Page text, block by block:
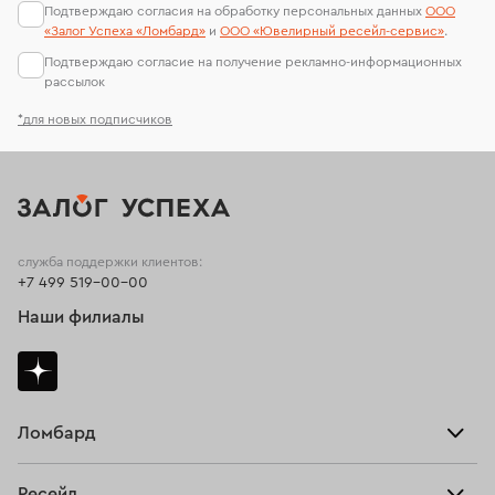
*для новых подписчиков
Подтверждаю согласия на обработку персональных данных ООО
«Залог Успеха «Ломбард» и ООО «Ювелирный ресейл-сервиc».
Подтверждаю согласие на получение рекламно-информационных
рассылок
Ломбард
служба поддержки клиентов:
+7 499 519-00-00
Наши филиалы